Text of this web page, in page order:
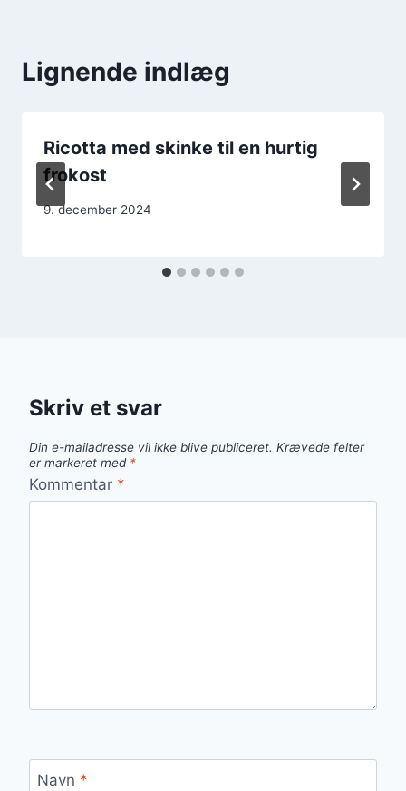
Lignende indlæg
Ricotta med skinke til en hurtig
frokost
9. december 2024
Skriv et svar
Din e-mailadresse vil ikke blive publiceret. Krævede felter
er markeret med *
Kommentar *
Navn *